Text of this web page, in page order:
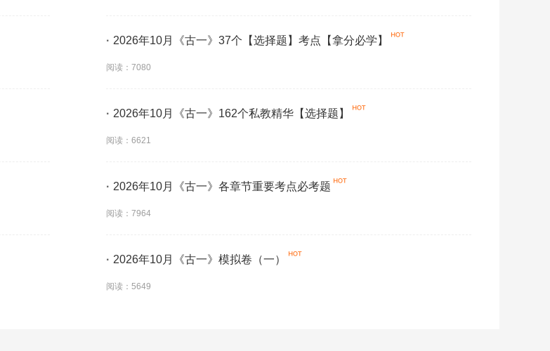
· 2026年10月《古一》37个【选择题】考点【拿分必学】
阅读：7080
· 2026年10月《古一》162个私教精华【选择题】
阅读：6621
· 2026年10月《古一》各章节重要考点必考题
阅读：7964
· 2026年10月《古一》模拟卷（一）
阅读：5649